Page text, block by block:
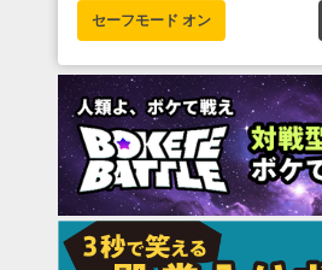
セーフモード オン